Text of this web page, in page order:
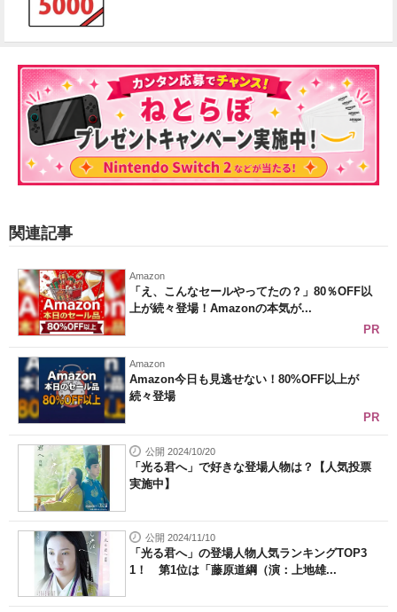
関連記事
Amazon
「え、こんなセールやってたの？」80％OFF以
上が続々登場！Amazonの本気が...
PR
Amazon
Amazon今日も見逃せない！80%OFF以上が
続々登場
PR
公開 2024/10/20
「光る君へ」で好きな登場人物は？【人気投票
実施中】
公開 2024/11/10
「光る君へ」の登場人物人気ランキングTOP3
1！ 第1位は「藤原道綱（演：上地雄...